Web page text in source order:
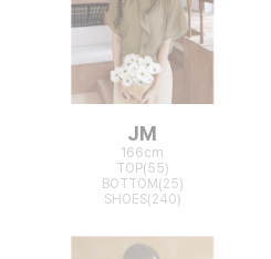
JM
166cm
TOP(55)
BOTTOM(25)
SHOES(240)